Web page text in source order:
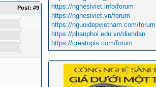
https://nghesiviet.info/forum
https://nghesiviet.vn/forum
https://nguoidepvietnam.com/forum
https://phanphoi.edu.vn/diendan
https://creatopis.com/forum
Post:#9